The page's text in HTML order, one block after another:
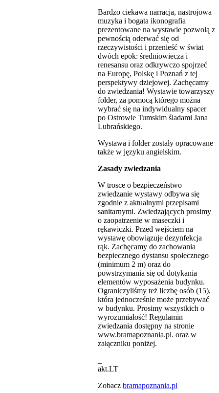
Bardzo ciekawa narracja, nastrojowa
muzyka i bogata ikonografia
prezentowane na wystawie pozwolą z
pewnością oderwać się od
rzeczywistości i przenieść w świat
dwóch epok: średniowiecza i
renesansu oraz odkrywczo spojrzeć
na Europę, Polskę i Poznań z tej
perspektywy dziejowej. Zachęcamy
do zwiedzania! Wystawie towarzyszy
folder, za pomocą którego można
wybrać się na indywidualny spacer
po Ostrowie Tumskim śladami Jana
Lubrańskiego.
Wystawa i folder zostały opracowane
także w języku angielskim.
Zasady zwiedzania
W trosce o bezpieczeństwo
zwiedzanie wystawy odbywa się
zgodnie z aktualnymi przepisami
sanitarnymi. Zwiedzających prosimy
o zaopatrzenie w maseczki i
rękawiczki. Przed wejściem na
wystawę obowiązuje dezynfekcja
rąk. Zachęcamy do zachowania
bezpiecznego dystansu społecznego
(minimum 2 m) oraz do
powstrzymania się od dotykania
elementów wyposażenia budynku.
Ograniczyliśmy też liczbę osób (15),
która jednocześnie może przebywać
w budynku. Prosimy wszystkich o
wyrozumiałość! Regulamin
zwiedzania dostępny na stronie
www.bramapoznania.pl. oraz w
załączniku poniżej.
akt.LT
Zobacz bramapoznania.pl